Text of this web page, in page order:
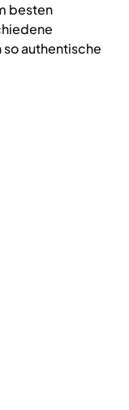
besten
authentische